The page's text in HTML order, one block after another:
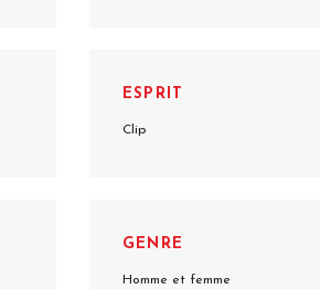
ESPRIT
Clip
GENRE
Homme et femme